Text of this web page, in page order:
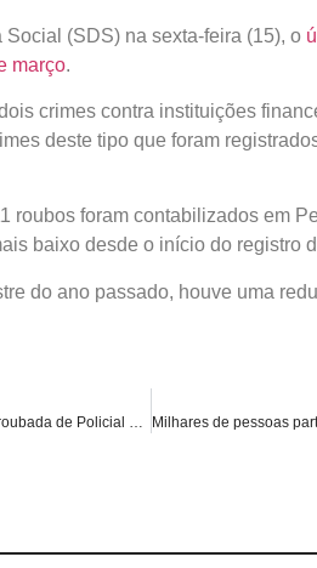
(SDS) na sexta-feira (15), o
março.
crimes contra instituições
deste tipo que foram
roubos foram contabilizados em
baixo desde o início do registro
do ano passado, houve uma
Homem é preso após tentar vender espingarda roubada de Policial na cidade de Lima Campos/MA